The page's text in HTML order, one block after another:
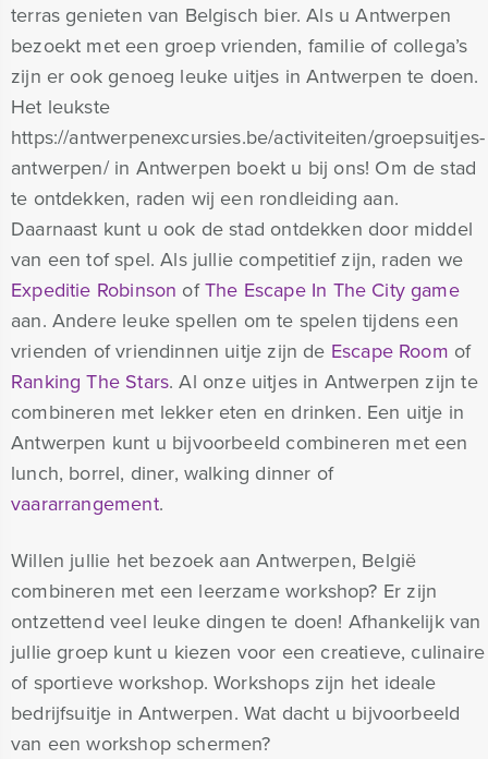
terras genieten van Belgisch bier. Als u Antwerpen
bezoekt met een groep vrienden, familie of collega’s
zijn er ook genoeg leuke uitjes in Antwerpen te doen.
Het leukste
https://antwerpenexcursies.be/activiteiten/groepsuitjes-
antwerpen/ in Antwerpen boekt u bij ons! Om de stad
te ontdekken, raden wij een rondleiding aan.
Daarnaast kunt u ook de stad ontdekken door middel
van een tof spel. Als jullie competitief zijn, raden we
Expeditie Robinson ofThe Escape In The City game
aan. Andere leuke spellen om te spelen tijdens een
vrienden of vriendinnen uitje zijn de Escape Room of
Ranking The Stars. Al onze uitjes in Antwerpen zijn te
combineren met lekker eten en drinken. Een uitje in
Antwerpen kunt u bijvoorbeeld combineren met een
lunch, borrel, diner, walking dinner of
vaararrangement.
Willen jullie het bezoek aan Antwerpen, België
combineren met een leerzame workshop? Er zijn
ontzettend veel leuke dingen te doen! Afhankelijk van
jullie groep kunt u kiezen voor een creatieve, culinaire
of sportieve workshop. Workshops zijn het ideale
bedrijfsuitje in Antwerpen. Wat dacht u bijvoorbeeld
van een workshop schermen?